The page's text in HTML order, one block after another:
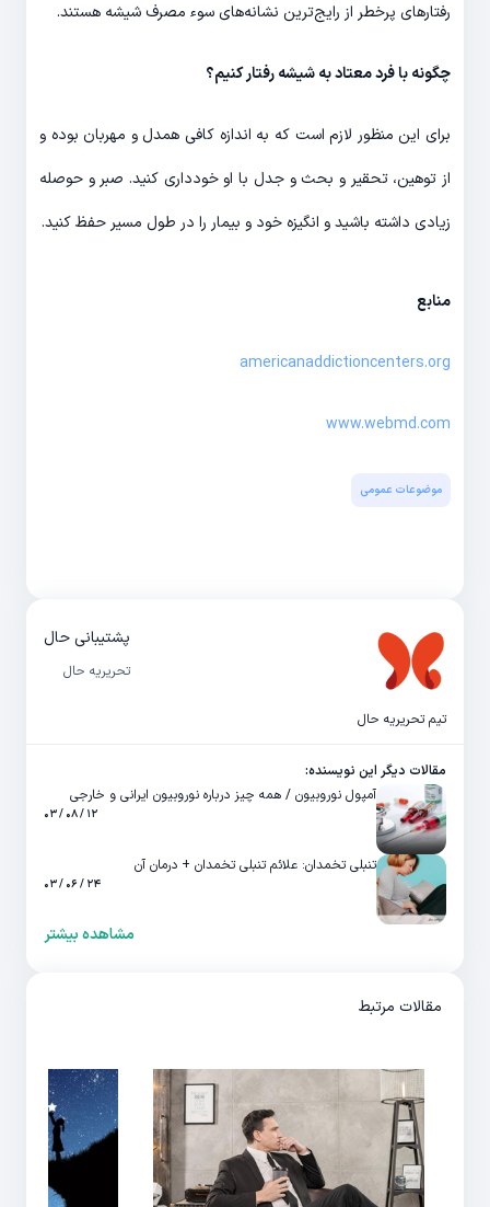
رفتارهای پرخطر از رایج‌ترین نشانه‌های سوء مصرف شیشه هستند.
چگونه با فرد معتاد به شیشه رفتار کنیم؟
برای این منظور لازم است که به اندازه کافی همدل و مهربان بوده و
از توهین، تحقیر و بحث و جدل با او خودداری کنید. صبر و حوصله
زیادی داشته باشید و انگیزه خود و بیمار را در طول مسیر حفظ کنید.
منابع
americanaddictioncenters.org
www.webmd.com
موضوعات عمومی
پشتیبانی حال
تحریریه حال
تیم تحریریه حال
مقالات دیگر این نویسنده:
آمپول نوروبیون / همه چیز درباره نوروبیون ایرانی و خارجی
۱۲ / ۰۸ / ۰۳
تنبلی تخمدان: علائم تنبلی تخمدان + درمان آن
۲۴ / ۰۶ / ۰۳
مشاهده بیشتر
مقالات مرتبط